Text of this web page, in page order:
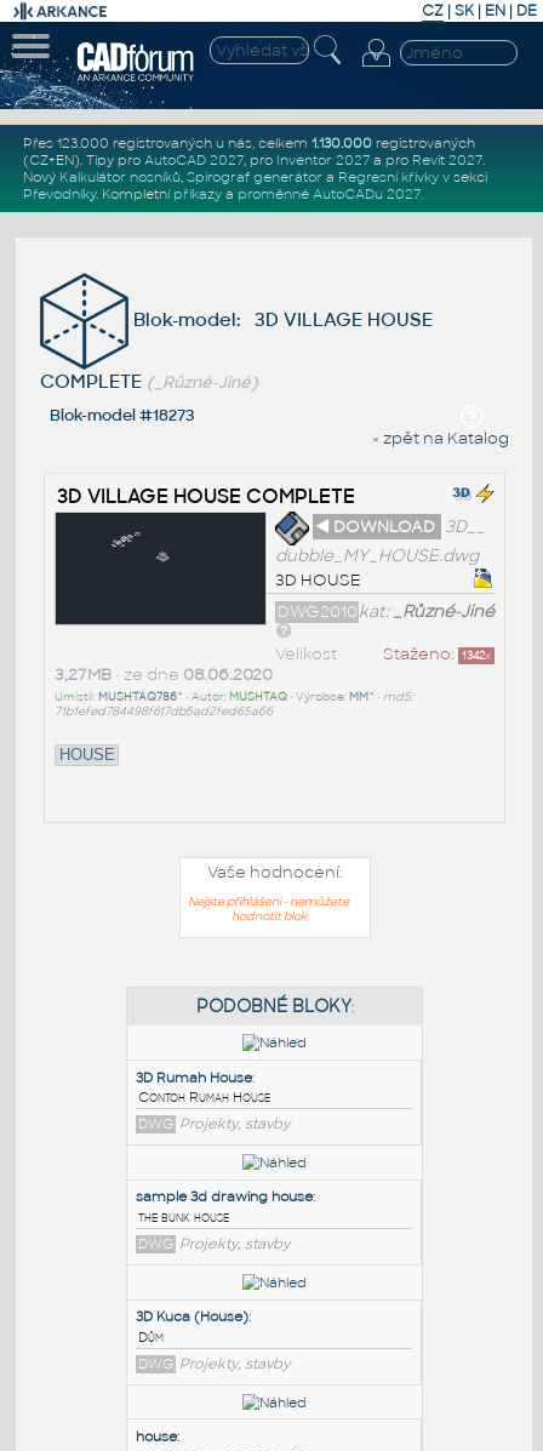
CZ | SK| EN | DE
Přes 123.000 registrovaných u nás, celkem 1.130.000registrovaných
(CZ+EN). Tipy pro AutoCAD 2027, pro Inventor 2027a pro Revit 2027.
Nový Kalkulátor nosníků, Spirograf generátor a Regresní křivkyv sekci
Převodníky. Kompletní příkazya proměnné AutoCADu 2027.
Blok-model: 3D VILLAGE HOUSE
COMPLETE (_Různé-Jiné)
Blok-model #18273
« zpět na Katalog
3D VILLAGE HOUSE COMPLETE
◄ DOWNLOAD 3D__
dubble_MY_HOUSE.dwg
3D HOUSE
kat:_Různé-Jiné
DWG2010
Staženo: 1342x
Velikost
3,27MB• ze dne 08.06.2020
Umístil: MUSHTAQ786^ • Autor: MUSHTAQ• Výrobce: MM^ • md5:
71b1efed784498f617db5ad2fed65a66
HOUSE
Vaše hodnocení:
Nejste přihlášeni - nemůžete
hodnotit blok
PODOBNÉ BLOKY:
3D Rumah House:
Contoh Rumah House
DWG Projekty, stavby
sample 3d drawing house
the bunk house